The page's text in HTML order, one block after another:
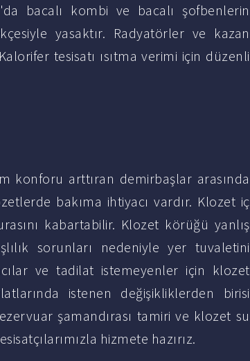
bacalı kombi ve bacalı şofbenlerin
yasaktır. Radyatörler ve kazan
tesisatı ısıtma verimi için düzenli
konforu arttıran demirbaşlar arasında
bakıma ihtiyacı vardır. Klozet iç
kabartabilir. Klozet körüğü yanlış
sorunları nedeniyle yer tuvaletini
ve tadilat istemeyenler için klozet
istenen değişikliklerden birisi
şamandırası tamiri ve klozet su
hizmete hazırız.